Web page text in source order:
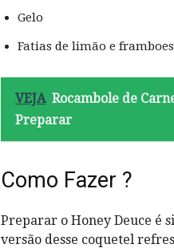
Gelo
Fatias de limão e
VEJA Rocambole de
Preparar
Como Fazer ?
Preparar o Honey Deuce é
versão desse coquetel